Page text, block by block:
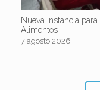
Nueva instancia
Alimentos
7 agosto 2026